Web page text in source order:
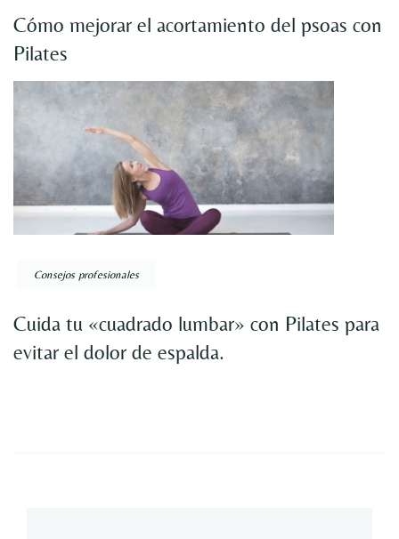
Cómo mejorar el acortamiento del psoas con
Pilates
Consejos profesionales
Cuida tu «cuadrado lumbar» con Pilates para
evitar el dolor de espalda.